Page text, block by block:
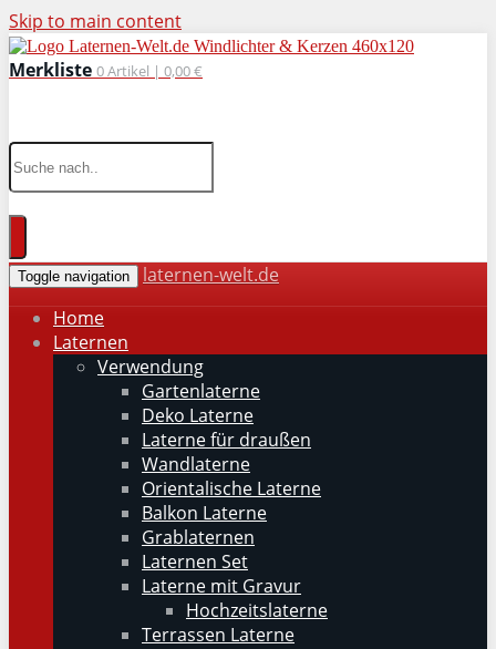
Skip to main content
Merkliste 0Artikel | 0,00 €
Toggle navigation
laternen-welt.de
Home
Laternen
Verwendung
Gartenlaterne
Deko Laterne
Laterne für draußen
Wandlaterne
Orientalische Laterne
Balkon Laterne
Grablaternen
Laternen Set
Laterne mit Gravur
Hochzeitslaterne
Terrassen Laterne